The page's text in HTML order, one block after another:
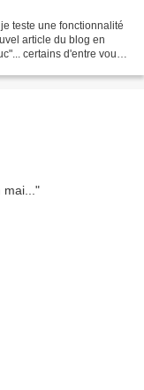
teste une fonctionnalité
article du blog en
certains d'entre vous